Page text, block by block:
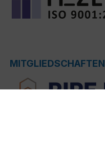
MITGLIEDSCHAFTEN